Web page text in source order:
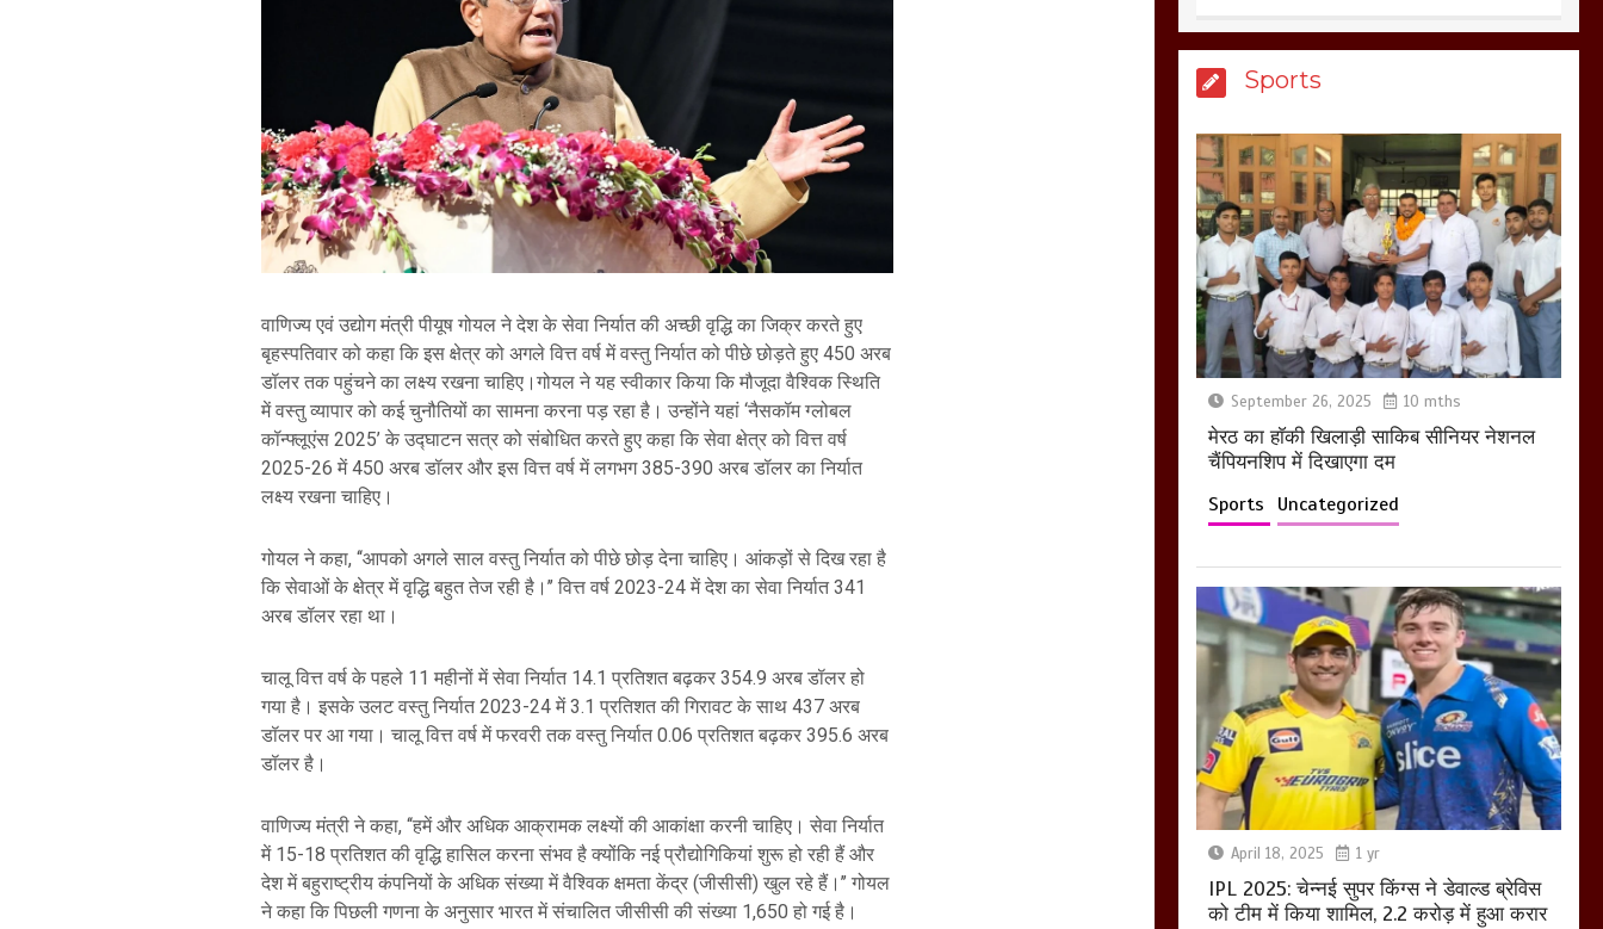
वाणिज्य एवं उद्योग मंत्री पीयूष गोयल ने देश के सेवा निर्यात की अच्छी वृद्धि का जिक्र करते हुए
बृहस्पतिवार को कहा कि इस क्षेत्र को अगले वित्त वर्ष में वस्तु निर्यात को पीछे छोड़ते हुए 450 अरब
डॉलर तक पहुंचने का लक्ष्य रखना चाहिए।गोयल ने यह स्वीकार किया कि मौजूदा वैश्विक स्थिति
में वस्तु व्यापार को कई चुनौतियों का सामना करना पड़ रहा है। उन्होंने यहां ‘नैसकॉम ग्लोबल
कॉन्फ्लूएंस 2025’ के उद्घाटन सत्र को संबोधित करते हुए कहा कि सेवा क्षेत्र को वित्त वर्ष
2025-26 में 450 अरब डॉलर और इस वित्त वर्ष में लगभग 385-390 अरब डॉलर का निर्यात
लक्ष्य रखना चाहिए।
गोयल ने कहा, ‘‘आपको अगले साल वस्तु निर्यात को पीछे छोड़ देना चाहिए। आंकड़ों से दिख रहा है
कि सेवाओं के क्षेत्र में वृद्धि बहुत तेज रही है।’’ वित्त वर्ष 2023-24 में देश का सेवा निर्यात 341
अरब डॉलर रहा था।
चालू वित्त वर्ष के पहले 11 महीनों में सेवा निर्यात 14.1 प्रतिशत बढ़कर 354.9 अरब डॉलर हो
गया है। इसके उलट वस्तु निर्यात 2023-24 में 3.1 प्रतिशत की गिरावट के साथ 437 अरब
डॉलर पर आ गया। चालू वित्त वर्ष में फरवरी तक वस्तु निर्यात 0.06 प्रतिशत बढ़कर 395.6 अरब
डॉलर है।
वाणिज्य मंत्री ने कहा, ‘‘हमें और अधिक आक्रामक लक्ष्यों की आकांक्षा करनी चाहिए। सेवा निर्यात
में 15-18 प्रतिशत की वृद्धि हासिल करना संभव है क्योंकि नई प्रौद्योगिकियां शुरू हो रही हैं और
देश में बहुराष्ट्रीय कंपनियों के अधिक संख्या में वैश्विक क्षमता केंद्र (जीसीसी) खुल रहे हैं।’’ गोयल
ने कहा कि पिछली गणना के अनुसार भारत में संचालित जीसीसी की संख्या 1,650 हो गई है।
की गई गाली गलोच ,कहा
अगर रखी गई होली तो होगा
खून खराबा,
March 11, 2025
आखिर क्यों जैनुल
सालीकिन को शहर काजी
नहीं बनने देना चाहते सुने
क्या कहा मौलाना कारी
शफीकुर्रहमान रहमान ने
March 11, 2025
होकर बागपत में एक संत ने
सरकार को दी आमरण
अनशन की चेतावनी
March 8, 2025
Sports
September 26, 2025 10 mths
मेरठ का हाॅकी खिलाड़ी साकिब सीनियर नेशनल
चैंपियनशिप में दिखाएगा दम
Sports Uncategorized
April 18, 2025 1 yr
IPL 2025: चेन्नई सुपर किंग्स ने डेवाल्ड ब्रेविस
को टीम में किया शामिल, 2.2 करोड़ में हुआ करार